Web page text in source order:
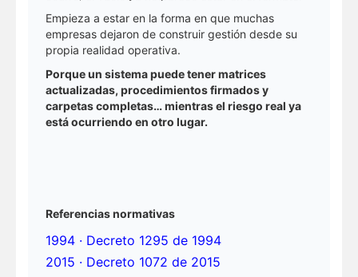
Empieza a estar en la forma en que muchas
empresas dejaron de construir gestión desde su
propia realidad operativa.
Porque un sistema puede tener matrices
actualizadas, procedimientos firmados y
carpetas completas… mientras el riesgo real ya
está ocurriendo en otro lugar.
Referencias normativas
1994 · Decreto 1295 de 1994
2015 · Decreto 1072 de 2015